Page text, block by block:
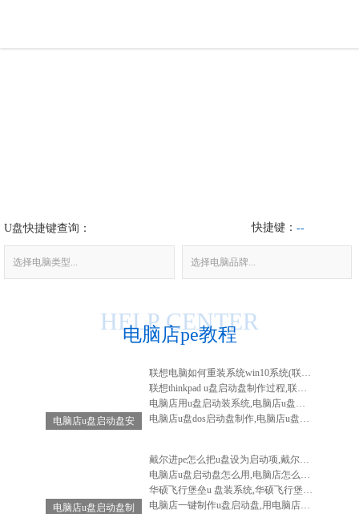
电脑问题
U盘快捷键查询：
选择电脑类型... 选择电脑品牌...
快捷键： --
电脑店pe教程
HELP CENTER
电脑店u盘启动盘安
联想电脑如何重装系统win10系统(联想电脑怎么重装系统win10系统)
联想thinkpad u盘启动盘制作过程,联想笔记本u盘启动盘制作
电脑店用u盘启动装系统,电脑店u盘启动盘安装系统
电脑店u盘dos启动盘制作,电脑店u盘启动盘制作软件
电脑店u盘启动盘制
戴尔进pe怎么把u盘设为启动项,戴尔电脑进入bios设置u盘启动
电脑店u盘启动盘怎么用,电脑店怎么做启动u盘
华硕飞行堡垒u 盘装系统,华硕飞行堡垒装系统教程
电脑店一键制作u盘启动盘,用电脑店制作u盘启动盘